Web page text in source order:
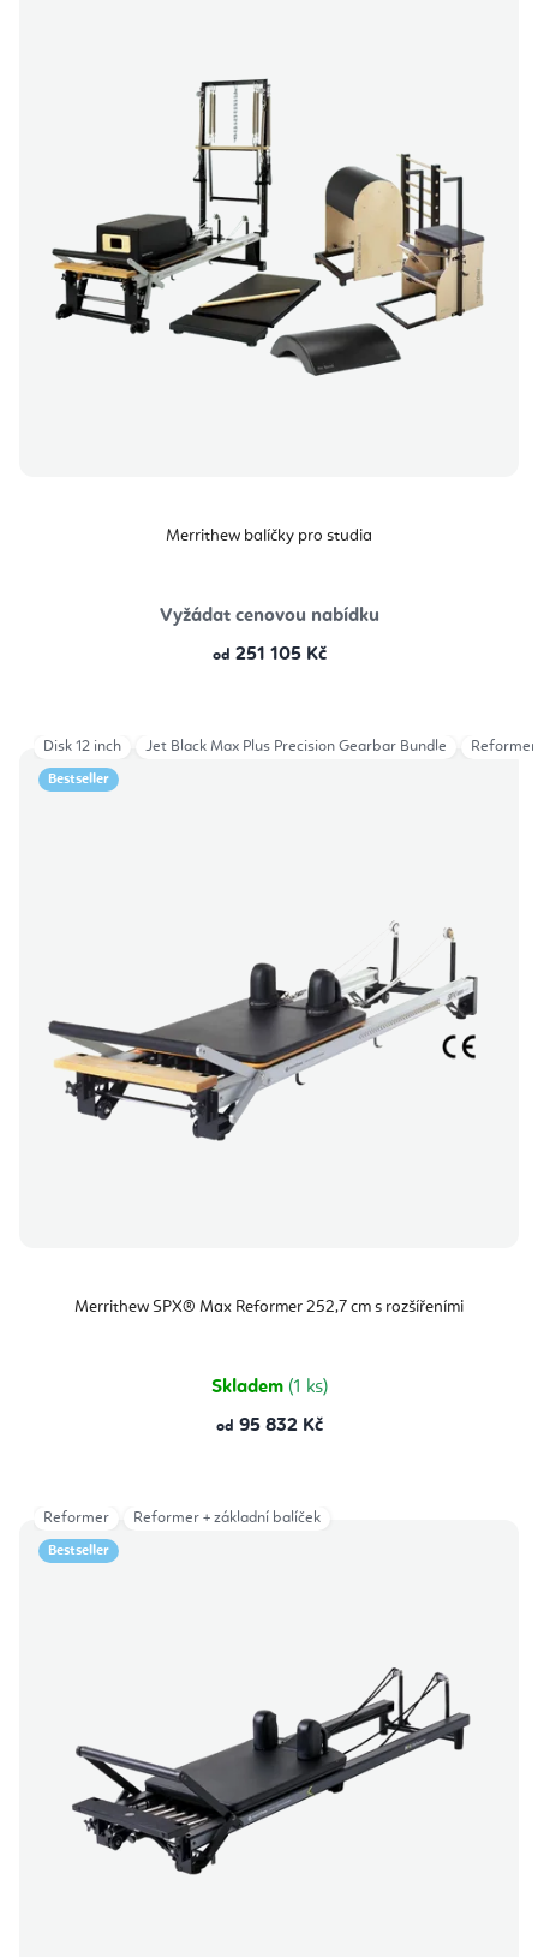
Merrithew balíčky pro studia
Vyžádat cenovou nabídku
od 251 105 Kč
Bestseller
Merrithew SPX® Max Reformer 252,7 cm s rozšířeními
Skladem (1 ks)
od 95 832 Kč
Disk 12 inch Jet Black Max Plus Precision Gearbar Bundle Reformer
Bestseller
Reformer Reformer + základní balíček